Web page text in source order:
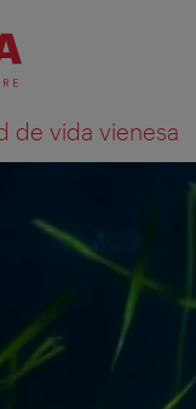
de vida vienesa
la búsqueda en